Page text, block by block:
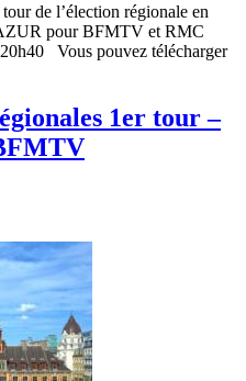
de l’élection régionale en
pour BFMTV et RMC
Vous pouvez télécharger
1er tour –